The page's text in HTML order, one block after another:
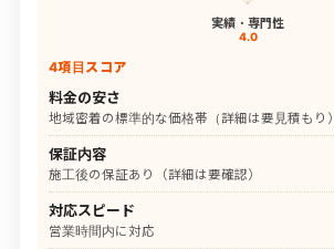
実績・専門性
4.0
4項目スコア
料金の安さ
地域密着の標準的な価格帯（詳細は要見積もり）
保証内容
施工後の保証あり（詳細は要確認）
対応スピード
営業時間内に対応